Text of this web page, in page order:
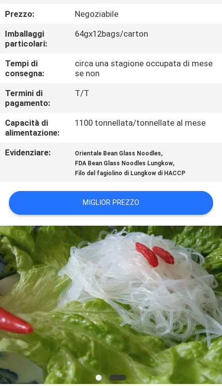
CONTATTICI
RICHIEDA
CITAZIONE
MAPPA
DEL
PRIVACY
POLICY
Prezzo:
Negoziabile
Imballaggi
particolari:
64gx12bags/carton
Tempi di
consegna:
circa una stagione occupata di mese
se non
Termini di
pagamento:
T/T
Capacità di
alimentazione:
1100 tonnellata/tonnellate al mese
Evidenziare: Orientale Bean Glass Noodles,
FDA Bean Glass Noodles Lungkow,
Filo del fagiolino di Lungkow di HACCP
MIGLIOR PREZZO